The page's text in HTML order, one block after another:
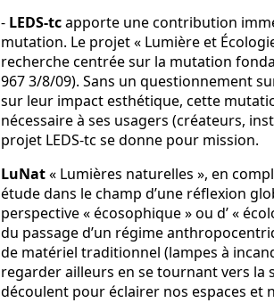
- LEDS-tcapporte une contribution
mutation. Le projet « Lumière et
recherche centrée sur la mutation
967 3/8/09). Sans un questionnement
sur leur impact esthétique, cette
nécessaire à ses usagers (créateurs,
projet LEDS-tc se donne pour mission.
LuNat« Lumières naturelles », en
étude dans le champ d’une réflexion
perspective « écosophique » ou d’ «
du passage d’un régime
de matériel traditionnel (lampes à
regarder ailleurs en se tournant vers la
découlent pour éclairer nos espaces et